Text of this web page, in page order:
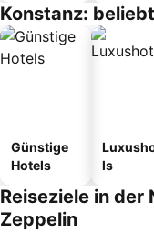
Konstanz:
Günstige
Hotels
ls
Reiseziele in der
Zeppelin